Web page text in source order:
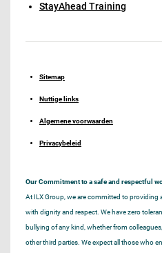
StayAhead Training
Sitemap
Nuttige links
Algemene voorwaarden
Privacybeleid
Our Commitment to a safe and respectful
At ILX Group, we are committed to providing
with dignity and respect. We have zero
bullying of any kind, whether from
other third parties. We expect all those who